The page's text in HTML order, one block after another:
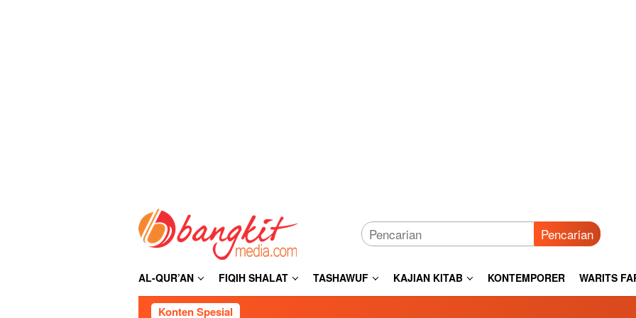
Pencarian
AL-QUR’AN FIQIH SHALAT TASHAWUF KAJIAN KITAB KONTEMPORER WARITS
Konten Spesial